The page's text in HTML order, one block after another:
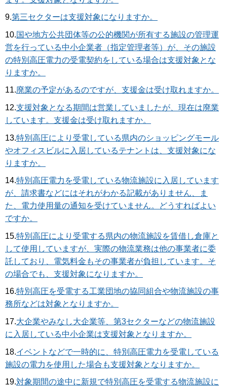
9.第三セクターは支援対象になりますか。
10.国や地方公共団体等の公的機関が所有する施設の管理運
営を行っている中小企業者（指定管理者等）が、その施設
の特別高圧電力の受電契約をしている場合は支援対象とな
りますか。
11.廃業の予定があるのですが、支援金は受け取れますか。
12.支援対象となる期間は営業していましたが、現在は廃業
しています。支援金は受け取れますか。
13.特別高圧により受電している県内のショッピングモール
やオフィスビルに入居しているテナントは、支援対象にな
りますか。
14.特別高圧電力を受電している物流施設に入居しています
が、請求書などにはそれがわかる記載がありません、ま
た、電力使用量の通知を受けていません。どうすればよい
ですか。
15.特別高圧により受電する県内の物流施設を賃借し倉庫と
して使用していますが、実際の物流業務は他の事業者に委
託しており、電気料金もその事業者が負担しています。そ
の場合でも、支援対象になりますか。
16.特別高圧を受電する工業団地の協同組合や物流施設の事
務所などは対象となりますか。
17.大企業やみなし大企業等、第3セクターなどの物流施設
に入居している中小企業は支援対象となりますか。
18.イベントなどで一時的に、特別高圧電力を受電している
施設の電力を使用した場合も支援対象となりますか。
19.対象期間の途中に新規で特別高圧を受電する物流施設に